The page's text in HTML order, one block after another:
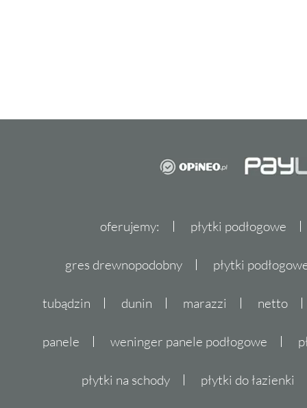
oferujemy: płytki podłogowe
gres drewnopodobny płytki
tubądzin dunin marazzi netto
panele weninger panele podłogowe
płytki na schody płytki do łazienki